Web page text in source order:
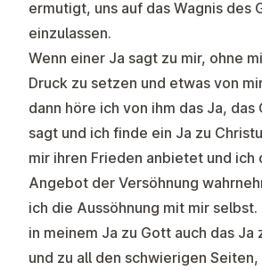
ermutigt, uns auf das Wagnis des
einzulassen.
Wenn einer Ja sagt zu mir, ohne
Druck zu setzen und etwas von
dann höre ich von ihm das Ja, das
sagt und ich finde ein Ja zu
mir ihren Frieden anbietet und ich
Angebot der Versöhnung
ich die Aussöhnung mit mir selbst.
in meinem Ja zu Gott auch das Ja
und zu all den schwierigen